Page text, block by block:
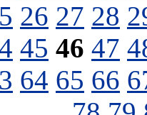
26 27 28
45 46 47
64 65 66